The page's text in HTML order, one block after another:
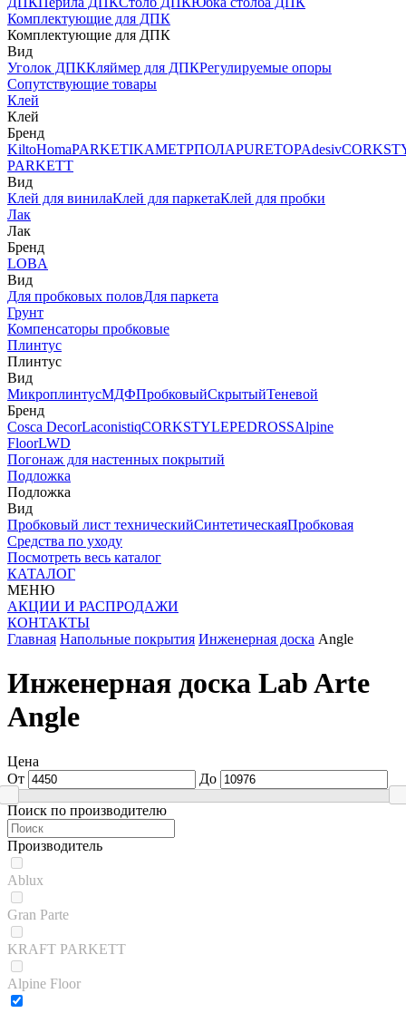
Комплектующие для ДПК
Комплектующие для ДПК
Вид
Уголок ДПККляймер для ДПКРегулируемые опоры
Сопутствующие товары
Клей
Клей
Бренд
KiltoHomaPARKETIKAМЕТРПОЛАPURETOPAdesiv
PARKETT
Вид
Клей для винилаКлей для паркетаКлей для пробки
Лак
Лак
Бренд
LOBA
Вид
Для пробковых половДля паркета
Грунт
Компенсаторы пробковые
Плинтус
Плинтус
Вид
МикроплинтусМДФПробковыйСкрытыйТеневой
Бренд
Cosca DecorLaconistiqCORKSTYLEPEDROSSAlpine
FloorLWD
Погонаж для настенных покрытий
Подложка
Подложка
Вид
Пробковый лист техническийСинтетическаяПробковая
Средства по уходу
Посмотреть весь каталог
КАТАЛОГ
МЕНЮ
АКЦИИ И РАСПРОДАЖИ
КОНТАКТЫ
Главная Напольные покрытия Инженерная доска Angle
Инженерная доска Lab Arte
Angle
Цена
От
До
Поиск по производителю
Производитель
Ablux
Gran Parte
KRAFT PARKETT
Alpine Floor